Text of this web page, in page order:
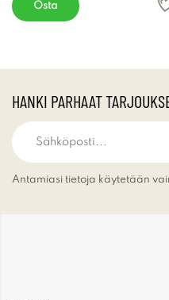
Osta
HANKI PARHAAT
Antamiasi tietoja käytetään